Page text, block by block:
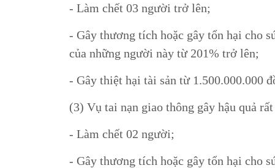
- Làm chết 03 người trở lên;
- Gây thương tích hoặc gây tổn hại cho
của những người này từ 201% trở lên;
- Gây thiệt hại tài sản từ 1.500.000.000
(3) Vụ tai nạn giao thông gây hậu quả
- Làm chết 02 người;
- Gây thương tích hoặc gây tổn hại cho